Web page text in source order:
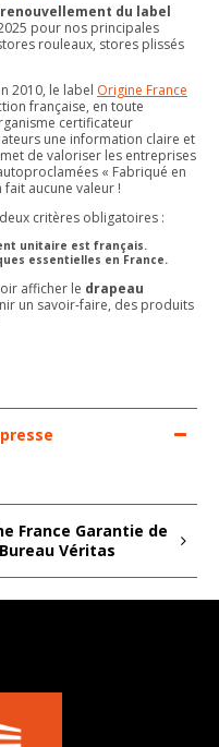
du label
pour nos principales
rouleaux, stores plissés
2010, le label Origine France
française, en toute
certificateur
une information claire et
de valoriser les entreprises
« Fabriqué en
fait aucune valeur !
critères obligatoires :
unitaire est français.
essentielles en France.
afficher le drapeau
un savoir-faire, des produits
France Garantie de
Véritas